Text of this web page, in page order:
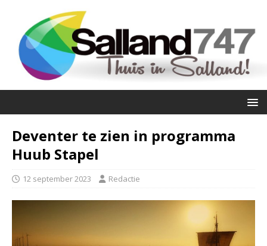
Deventer te zien in programma
Huub Stapel
12 september 2023 Redactie